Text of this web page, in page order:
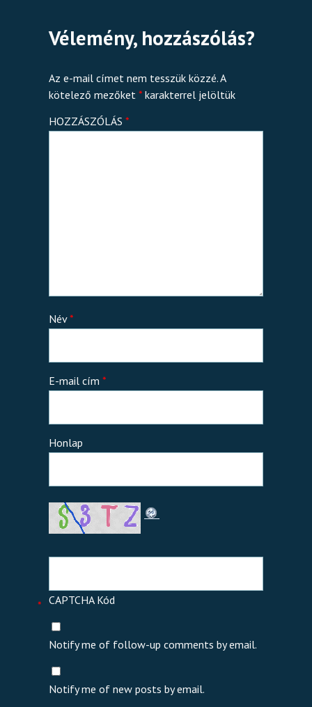
Vélemény, hozzászólás?
Az e-mail címet nem tesszük közzé.A
kötelező mezőket* karakterrel jelöltük
HOZZÁSZÓLÁS*
Név*
E-mail cím*
Honlap
CAPTCHA Kód
*
Notify me of follow-up comments by email.
Notify me of new posts by email.